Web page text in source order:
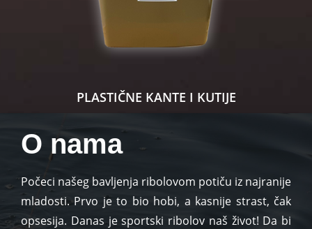
PLASTIČNE KANTE I KUTIJE
O nama
Počeci našeg bavljenja ribolovom potiču iz najranije
mladosti. Prvo je to bio hobi, a kasnije strast, čak
opsesija. Danas je sportski ribolov naš život! Da bi